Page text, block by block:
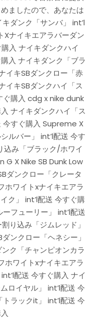
ましたので、あなたは
ダンク「サンバ」 int’l
Xナイキエアラバーダン
入 ナイキダンクハイ
入 ナイキダンク「ブラ
イキSBダンクロー「赤
イキSBダンクハイ「ス
ぐ購入 cdg x nike dunk
ナイキダンクハイ「ス
今すぐ購入 Supreme X
ルバー」 int’l配送 今す
込み「ブラック/ホワイ
G X Nike SB Dunk Low
ダンクロー「クレータ
ホワイトxナイキエアラ
ク」 int’l配送 今すぐ購
フューリー」 int’l配送
り込み「ジムレッド」
ンクロー「ヘネシー」
ク「チャンピオンカラ
ホワイトxナイキエアラ
配送 今すぐ購入 ナイ
ロイヤル」 int’l配送 今
ラックit」 int’l配送 今